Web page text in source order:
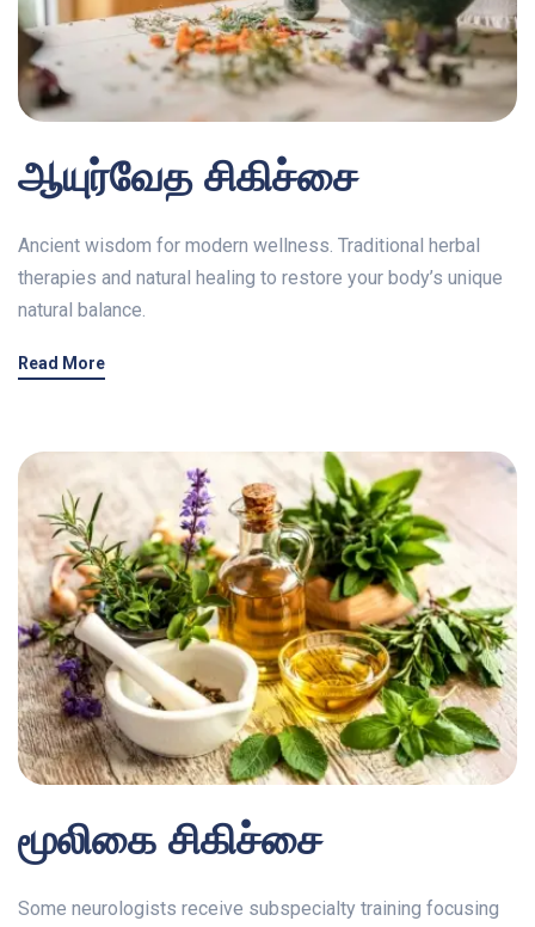
ஆயுர்வேத சிகிச்சை
Ancient wisdom for modern wellness. Traditional herbal
therapies and natural healing to restore your body’s unique
natural balance.
Read More
மூலிகை சிகிச்சை
Some neurologists receive subspecialty training focusing